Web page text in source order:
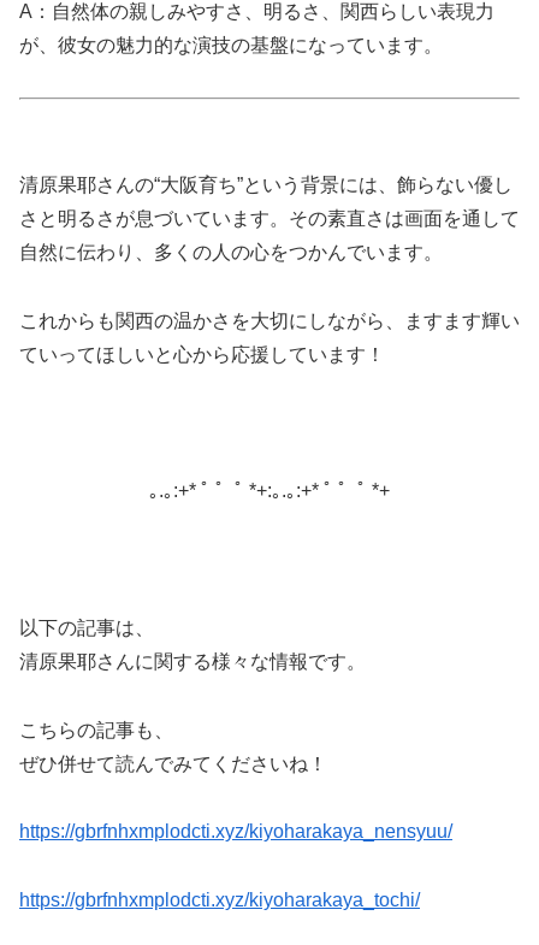
A：自然体の親しみやすさ、明るさ、関西らしい表現力
が、彼女の魅力的な演技の基盤になっています。
清原果耶さんの“大阪育ち”という背景には、飾らない優し
さと明るさが息づいています。その素直さは画面を通して
自然に伝わり、多くの人の心をつかんでいます。
これからも関西の温かさを大切にしながら、ますます輝い
ていってほしいと心から応援しています！
｡.｡:+* ﾟ ゜ﾟ *+:｡.｡:+* ﾟ ゜ﾟ *+
以下の記事は、
清原果耶さんに関する様々な情報です。
こちらの記事も、
ぜひ併せて読んでみてくださいね！
https://gbrfnhxmplodcti.xyz/kiyoharakaya_nensyuu/
https://gbrfnhxmplodcti.xyz/kiyoharakaya_tochi/